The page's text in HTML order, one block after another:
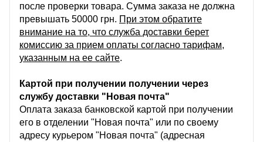
после проверки товара. Сумма заказа не должна
превышать 50000 грн. При этом обратите
внимание на то, что служба доставки берет
комиссию за прием оплаты согласно тарифам,
указанным на ее сайте.
Картой при получении получении через
службу доставки "Новая почта"
Оплата заказа банковской картой при получении
его в отделении "Новая почта" или по своему
адресу курьером "Новая почта" (адресная